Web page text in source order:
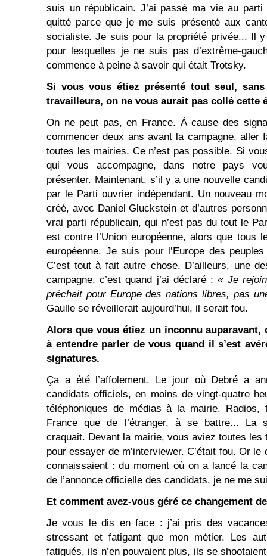
suis un républicain. J’ai passé ma vie au
quitté parce que je me suis présenté aux
socialiste. Je suis pour la propriété privée... Il
pour lesquelles je ne suis pas d’extrême-
commence à peine à savoir qui était Trotsky.
Si vous vous étiez présenté tout seul,
travailleurs, on ne vous aurait pas collé cette
On ne peut pas, en France. À cause des
commencer deux ans avant la campagne, aller
toutes les mairies. Ce n’est pas possible. Si
qui vous accompagne, dans notre pays
présenter. Maintenant, s’il y a une nouvelle
par le Parti ouvrier indépendant. Un nouveau
créé, avec Daniel Gluckstein et d’autres
vrai parti républicain, qui n’est pas du tout le
est contre l’Union européenne, alors que tous
européenne. Je suis pour l’Europe des
C’est tout à fait autre chose. D’ailleurs, une
campagne, c’est quand j’ai déclaré :« Je
prêchait pour Europe des nations libres, pas
Gaulle se réveillerait aujourd’hui, il serait fou.
Alors que vous étiez un inconnu auparavant,
à entendre parler de vous quand il s’est
signatures.
Ça a été l’affolement. Le jour où Debré a
candidats officiels, en moins de vingt-quatre
téléphoniques de médias à la mairie. Radios,
France que de l’étranger, à se battre... La
craquait. Devant la mairie, vous aviez toutes les
pour essayer de m’interviewer. C’était fou. Or
connaissaient : du moment où on a lancé la
de l’annonce officielle des candidats, je ne me
Et comment avez-vous géré ce changement
Je vous le dis en face : j’ai pris des
stressant et fatigant que mon métier. Les
fatigués, ils n’en pouvaient plus, ils se